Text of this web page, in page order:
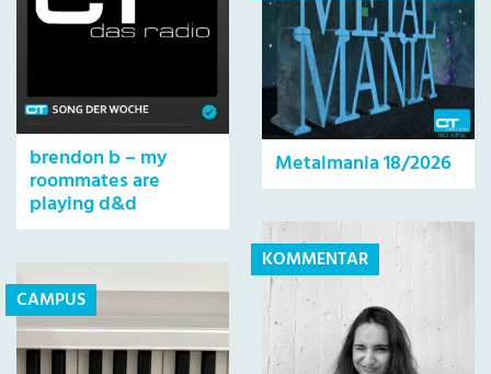
brendon b – my
roommates are
playing d&d
CAMPUS
Metalmania 18/2026
KOMMENTAR